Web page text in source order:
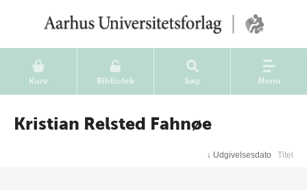
Kurv Bibliotek Søg Menu
Kristian Relsted Fahnøe
↓ Udgivelsesdato Titel